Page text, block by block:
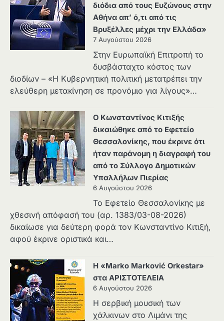
διόδια από τους Ευζώνους στην
Αθήνα απ’ ό,τι από τις
Βρυξέλλες μέχρι την Ελλάδα»
7 Αυγούστου 2026
Στην Ευρωπαϊκή Επιτροπή το
δυσβάσταχτο κόστος των
διοδίων – «Η Κυβερνητική πολιτική μετατρέπει την
ελεύθερη μετακίνηση σε προνόμιο για λίγους»…
Ο Κωνσταντίνος Κιτιξής
δικαιώθηκε από το Εφετείο
Θεσσαλονίκης, που έκρινε ότι
ήταν παράνομη η διαγραφή του
από το Σύλλογο Δημοτικών
Υπαλλήλων Πιερίας
6 Αυγούστου 2026
Το Εφετείο Θεσσαλονίκης με
χθεσινή απόφασή του (αρ. 1383/03-08-2026)
δικαίωσε για δεύτερη φορά τον Κωνσταντίνο Κιτιξή,
αφού έκρινε οριστικά και…
Η «Marko Marković Orkestar»
στα ΑΡΙΣΤΟΤΕΛΕΙΑ
6 Αυγούστου 2026
Η σερβική μουσική των
χάλκινων στο Λιμάνι της